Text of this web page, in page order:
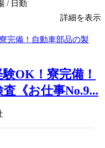
/ 日勤
詳細を表示
OK！寮完備！
《お仕事No.9...